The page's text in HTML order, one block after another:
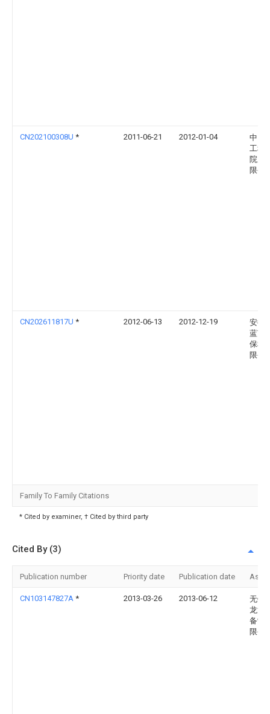
CN202100308U * 2011-06-21 2012-01-04
中国
工程
院股
限公
CN202611817U * 2012-06-13 2012-12-19
安徽
蓝节
保科
限公
Family To Family Citations
* Cited by examiner, † Cited by third party
Cited By (3)
Publication number Priority date Publication date
CN103147827A * 2013-03-26 2013-06-12
无锡
龙汽
备制
限公